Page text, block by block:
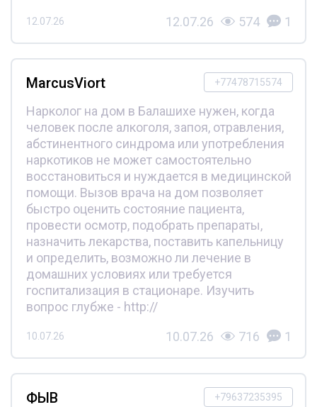
12.07.26 12.07.26 574 1
+77478715574
MarcusViort
Нарколог на дом в Балашихе нужен, когда
человек после алкоголя, запоя, отравления,
абстинентного синдрома или употребления
наркотиков не может самостоятельно
восстановиться и нуждается в медицинской
помощи. Вызов врача на дом позволяет
быстро оценить состояние пациента,
провести осмотр, подобрать препараты,
назначить лекарства, поставить капельницу
и определить, возможно ли лечение в
домашних условиях или требуется
госпитализация в стационаре. Изучить
вопрос глубже - http://
10.07.26 10.07.26 716 1
+79637235395
ФЫВ